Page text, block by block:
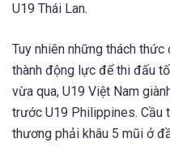
U19 Thái Lan.
Tuy nhiên những thách
thành động lực để thi đấu
vừa qua, U19 Việt Nam
trước U19 Philippines. Cầu
thương phải khâu 5 mũi ở